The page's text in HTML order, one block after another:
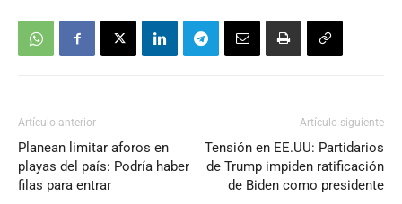
Artículo anterior
Planean limitar aforos en
playas del país: Podría haber
filas para entrar
Artículo siguiente
Tensión en EE.UU: Partidarios
de Trump impiden ratificación
de Biden como presidente